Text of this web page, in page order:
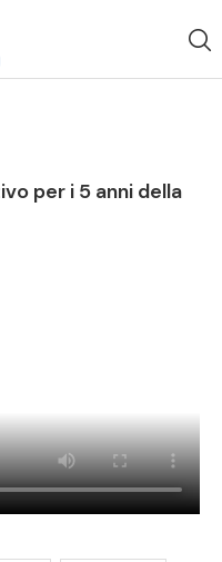
per i 5 anni della